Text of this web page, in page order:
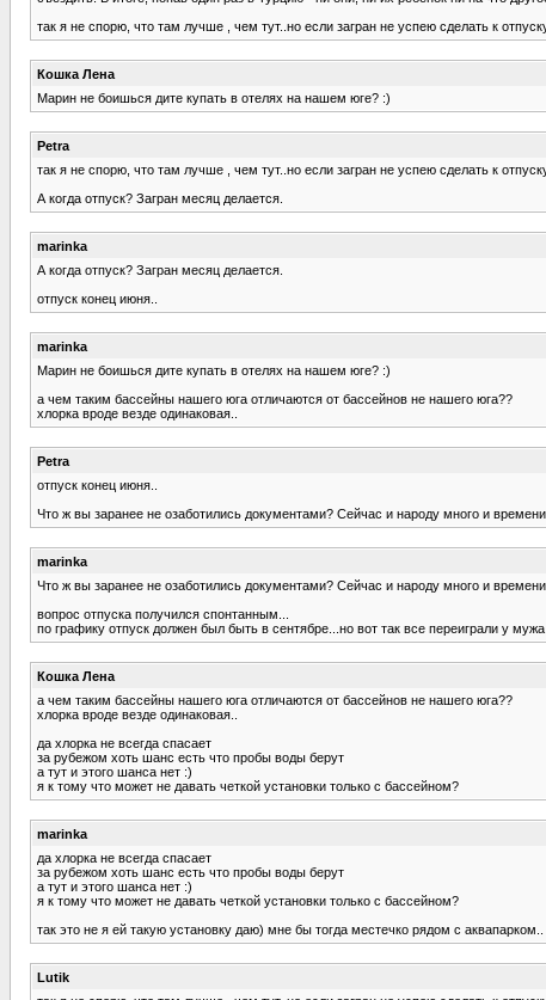
так я не спорю, что там лучше , чем тут..но если загран не успею сделать к
Кошка Лена
Марин не боишься дите купать в отелях на нашем юге? :)
Petra
так я не спорю, что там лучше , чем тут..но если загран не успею сделать к
А когда отпуск? Загран месяц делается.
marinka
А когда отпуск? Загран месяц делается.
отпуск конец июня..
marinka
Марин не боишься дите купать в отелях на нашем юге? :)
а чем таким бассейны нашего юга отличаются от бассейнов не нашего юга??
хлорка вроде везде одинаковая..
Petra
отпуск конец июня..
Что ж вы заранее не озаботились документами? Сейчас и народу много и времени
marinka
Что ж вы заранее не озаботились документами? Сейчас и народу много и времени
вопрос отпуска получился спонтанным...
по графику отпуск должен был быть в сентябре...но вот так все переиграли у мужа
Кошка Лена
а чем таким бассейны нашего юга отличаются от бассейнов не нашего юга??
хлорка вроде везде одинаковая..
да хлорка не всегда спасает
за рубежом хоть шанс есть что пробы воды берут
а тут и этого шанса нет :)
я к тому что может не давать четкой установки только с бассейном?
marinka
да хлорка не всегда спасает
за рубежом хоть шанс есть что пробы воды берут
а тут и этого шанса нет :)
я к тому что может не давать четкой установки только с бассейном?
так это не я ей такую установку даю) мне бы тогда местечко рядом с аквапарком..
Lutik